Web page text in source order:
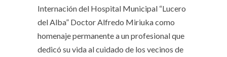
Internación del Hospital Municipal “Lucero
del Alba” Doctor Alfredo Miriuka como
homenaje permanente a un profesional que
dedicó su vida al cuidado de los vecinos de